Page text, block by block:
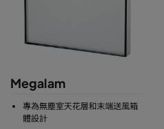
Megalam
專為無塵室天花層和末端送風箱
體設計